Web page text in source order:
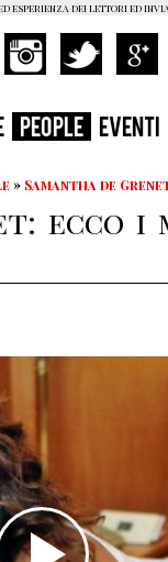
PEOPLE EVENTI
» Samantha de
ecco
dei lettori ed